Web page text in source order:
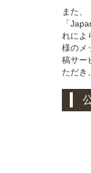
また、
「
れによ
様のメ
稿サー
ただき